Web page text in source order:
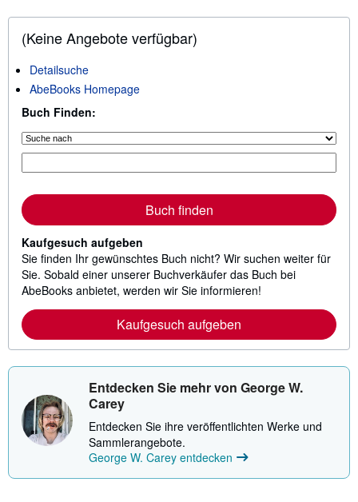
(Keine Angebote verfügbar)
Detailsuche
AbeBooks Homepage
Buch Finden:
Buch finden
Kaufgesuch aufgeben
Sie finden Ihr gewünschtes Buch nicht? Wir suchen weiter für
Sie. Sobald einer unserer Buchverkäufer das Buch bei
AbeBooks anbietet, werden wir Sie informieren!
Kaufgesuch aufgeben
Entdecken Sie mehr von George W.
Carey
Entdecken Sie ihre veröffentlichten Werke und
Sammlerangebote.
George W. Carey entdecken